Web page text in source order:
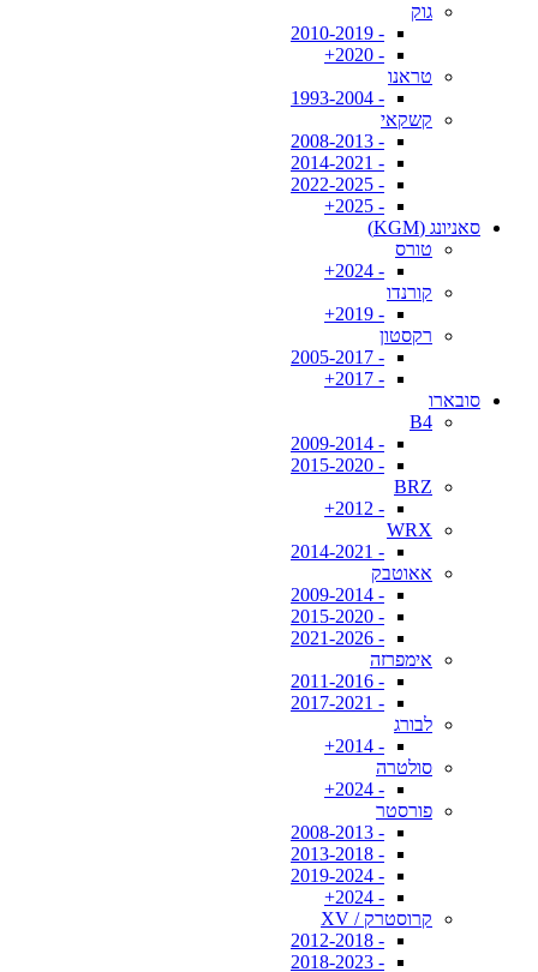
גוק
- 2010-2019
- 2020+
טראנו
- 1993-2004
קשקאי
- 2008-2013
- 2014-2021
- 2022-2025
- 2025+
סאניונג (KGM)
טורס
- 2024+
קורנדו
- 2019+
רקסטון
- 2005-2017
- 2017+
סובארו
B4
- 2009-2014
- 2015-2020
BRZ
- 2012+
WRX
- 2014-2021
אאוטבק
- 2009-2014
- 2015-2020
- 2021-2026
אימפרזה
- 2011-2016
- 2017-2021
לבורג
- 2014+
סולטרה
- 2024+
פורסטר
- 2008-2013
- 2013-2018
- 2019-2024
- 2024+
קרוסטרק / XV
- 2012-2018
- 2018-2023